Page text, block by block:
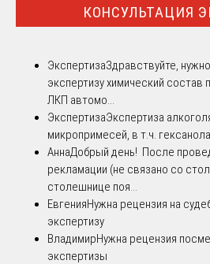
КОНСУЛЬТАЦИЯ
ЭкспертизаЗдравствуйте,
экспертизу химический
ЛКП автомо...
ЭкспертизаЭкспертиза
микропримесей, в т.ч. гексанола
АннаДобрый день! После
рекламации (не связано со
столешнице поя...
ЕвгенияНужна рецензия на
экспертизу
ВладимирНужна рецензия
экспертизы